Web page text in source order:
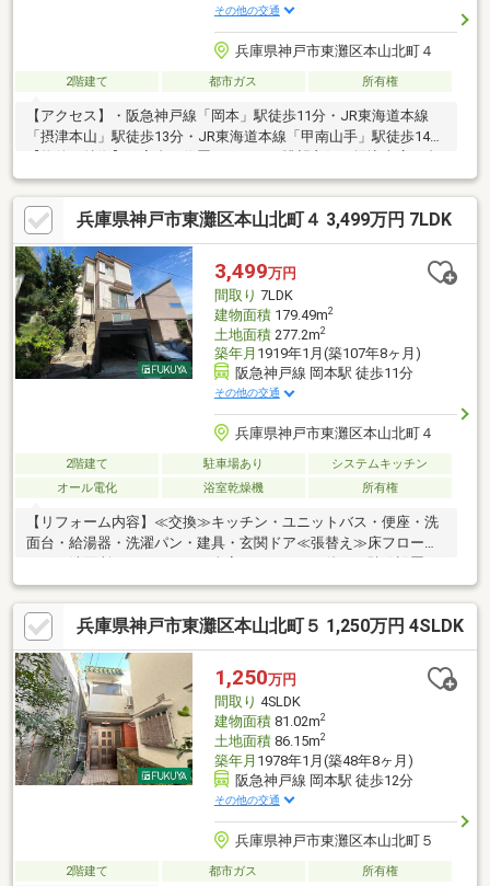
その他の交通
兵庫県神戸市東灘区本山北町４
2階建て 都市ガス 所有権
【アクセス】・阪急神戸線「岡本」駅徒歩11分・JR東海道本線
「摂津本山」駅徒歩13分・JR東海道本線「甲南山手」駅徒歩14分
【物件の特徴】・高台に位置するため、眺望良好・堀込車庫１台
分あり（駐車可能な車両のサイズに制限があります。）・北東お
よび南西の２面道路
兵庫県神戸市東灘区本山北町４ 3,499万円 7LDK
3,499万円
間取り 7LDK
建物面積179.49m2
土地面積277.2m2
築年月 1919年1月(築107年8ヶ月)
阪急神戸線 岡本駅 徒歩11分
その他の交通
兵庫県神戸市東灘区本山北町４
2階建て 駐車場あり
システムキッチン
オール電化
浴室乾燥機 所有権
【リフォーム内容】≪交換≫キッチン・ユニットバス・便座・洗
面台・給湯器・洗濯パン・建具・玄関ドア≪張替え≫床フローリ
畳新調、車庫の柱補強、屋根の補修、ベランダ防水【おすすめポ
イント】■阪急「岡本」駅徒歩１１分、ＪＲ「甲南山手」駅徒歩
１３分■お庭には灯籠があり、日本庭園のような趣がございます■
駐車１台可（（全幅3180ｍｍ×全長5000ｍｍ×全高2270ｍｍ）
兵庫県神戸市東灘区本山北町５ 1,250万円 4SLDK
1,250万円
間取り 4SLDK
建物面積81.02m2
土地面積86.15m2
築年月 1978年1月(築48年8ヶ月)
阪急神戸線 岡本駅 徒歩12分
その他の交通
兵庫県神戸市東灘区本山北町５
2階建て 都市ガス
所有権